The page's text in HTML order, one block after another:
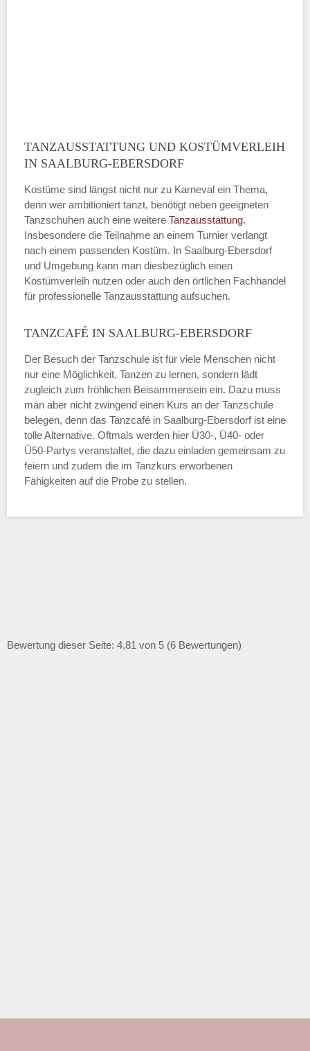
TANZAUSSTATTUNG UND KOSTÜMVERLEIH
IN SAALBURG-EBERSDORF
Kostüme sind längst nicht nur zu Karneval ein Thema,
denn wer ambitioniert tanzt, benötigt neben geeigneten
Tanzschuhen auch eine weitere Tanzausstattung.
Insbesondere die Teilnahme an einem Turnier verlangt
nach einem passenden Kostüm. In Saalburg-Ebersdorf
und Umgebung kann man diesbezüglich einen
Kostümverleih nutzen oder auch den örtlichen Fachhandel
für professionelle Tanzausstattung aufsuchen.
TANZCAFÉ IN SAALBURG-EBERSDORF
Der Besuch der Tanzschule ist für viele Menschen nicht
nur eine Möglichkeit, Tanzen zu lernen, sondern lädt
zugleich zum fröhlichen Beisammensein ein. Dazu muss
man aber nicht zwingend einen Kurs an der Tanzschule
belegen, denn das Tanzcafé in Saalburg-Ebersdorf ist eine
tolle Alternative. Oftmals werden hier Ü30-, Ü40- oder
Ü50-Partys veranstaltet, die dazu einladen gemeinsam zu
feiern und zudem die im Tanzkurs erworbenen
Fähigkeiten auf die Probe zu stellen.
Bewertung dieser Seite: 4,81 von 5 (6 Bewertungen)